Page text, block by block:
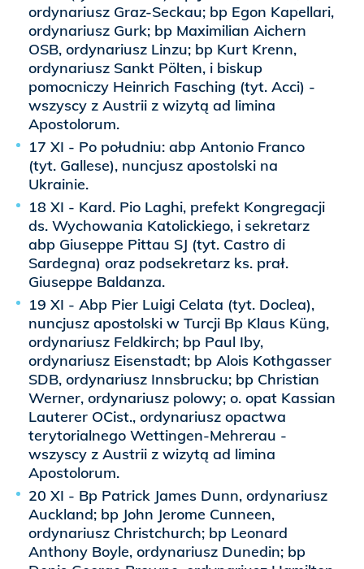
ordynariusz Graz-Seckau; bp Egon Kapellari,
ordynariusz Gurk; bp Maximilian Aichern
OSB, ordynariusz Linzu; bp Kurt Krenn,
ordynariusz Sankt Pölten, i biskup
pomocniczy Heinrich Fasching (tyt. Acci) -
wszyscy z Austrii z wizytą ad limina
Apostolorum.
17 XI - Po południu: abp Antonio Franco
(tyt. Gallese), nuncjusz apostolski na
Ukrainie.
18 XI - Kard. Pio Laghi, prefekt Kongregacji
ds. Wychowania Katolickiego, i sekretarz
abp Giuseppe Pittau SJ (tyt. Castro di
Sardegna) oraz podsekretarz ks. prał.
Giuseppe Baldanza.
19 XI - Abp Pier Luigi Celata (tyt. Doclea),
nuncjusz apostolski w Turcji Bp Klaus Küng,
ordynariusz Feldkirch; bp Paul Iby,
ordynariusz Eisenstadt; bp Alois Kothgasser
SDB, ordynariusz Innsbrucku; bp Christian
Werner, ordynariusz polowy; o. opat Kassian
Lauterer OCist., ordynariusz opactwa
terytorialnego Wettingen-Mehrerau -
wszyscy z Austrii z wizytą ad limina
Apostolorum.
20 XI - Bp Patrick James Dunn, ordynariusz
Auckland; bp John Jerome Cunneen,
ordynariusz Christchurch; bp Leonard
Anthony Boyle, ordynariusz Dunedin; bp